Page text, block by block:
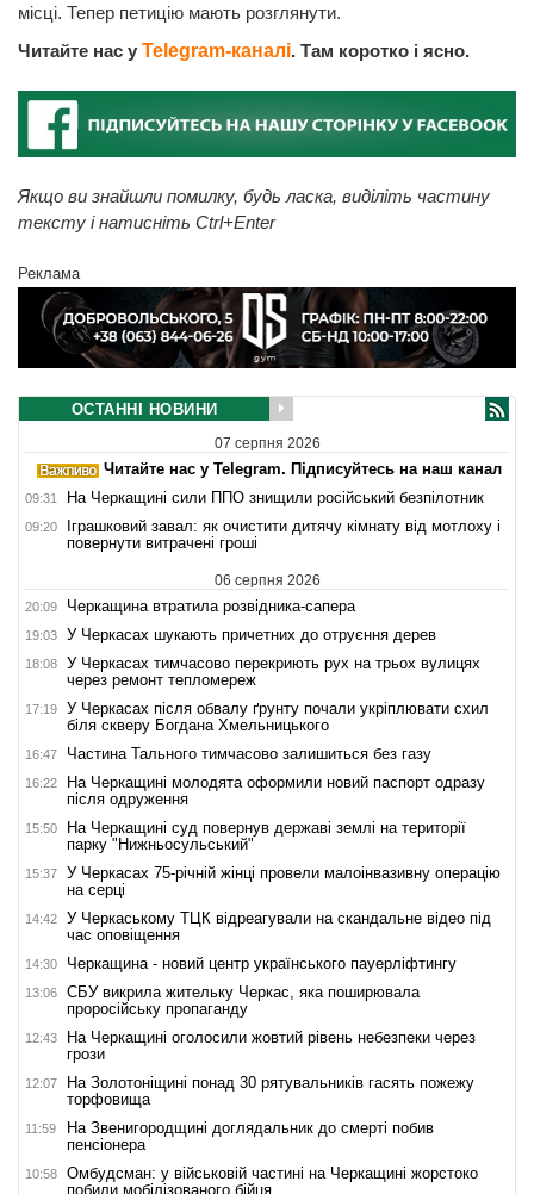
місці. Тепер петицію мають розглянути.
Читайте нас у Telegram-каналі. Там коротко і ясно.
Якщо ви знайшли помилку, будь ласка, виділіть частину
тексту і натисніть Ctrl+Enter
Реклама
ОСТАННІ НОВИНИ
07 серпня 2026
Читайте нас у Telegram. Підписуйтесь на наш канал
09:31 На Черкащині сили ППО знищили російський безпілотник
09:20
Іграшковий завал: як очистити дитячу кімнату від мотлоху і
повернути витрачені гроші
06 серпня 2026
20:09 Черкащина втратила розвідника-сапера
19:03 У Черкасах шукають причетних до отруєння дерев
18:08
У Черкасах тимчасово перекриють рух на трьох вулицях
через ремонт тепломереж
17:19
У Черкасах після обвалу ґрунту почали укріплювати схил
біля скверу Богдана Хмельницького
16:47 Частина Тального тимчасово залишиться без газу
16:22
На Черкащині молодята оформили новий паспорт одразу
після одруження
15:50
На Черкащині суд повернув державі землі на території
парку "Нижньосульський"
15:37
У Черкасах 75-річній жінці провели малоінвазивну операцію
на серці
14:42
У Черкаському ТЦК відреагували на скандальне відео під
час оповіщення
14:30 Черкащина - новий центр українського пауерліфтингу
13:06
СБУ викрила жительку Черкас, яка поширювала
проросійську пропаганду
12:43
На Черкащині оголосили жовтий рівень небезпеки через
грози
12:07
На Золотоніщині понад 30 рятувальників гасять пожежу
торфовища
11:59
На Звенигородщині доглядальник до смерті побив
пенсіонера
10:58
Омбудсман: у військовій частині на Черкащині жорстоко
побили мобілізованого бійця